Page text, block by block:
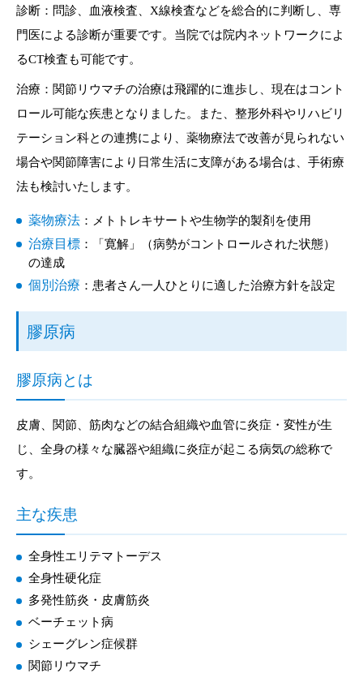
診断：問診、血液検査、X線検査などを総合的に判断し、専
門医による診断が重要です。当院では院内ネットワークによ
るCT検査も可能です。
治療：関節リウマチの治療は飛躍的に進歩し、現在はコント
ロール可能な疾患となりました。また、整形外科やリハビリ
テーション科との連携により、薬物療法で改善が見られない
場合や関節障害により日常生活に支障がある場合は、手術療
法も検討いたします。
薬物療法 ：メトトレキサートや生物学的製剤を使用
治療目標 ：「寛解」（病勢がコントロールされた状態）
の達成
個別治療 ：患者さん一人ひとりに適した治療方針を設定
膠原病
膠原病とは
皮膚、関節、筋肉などの結合組織や血管に炎症・変性が生
じ、全身の様々な臓器や組織に炎症が起こる病気の総称で
す。
主な疾患
全身性エリテマトーデス
全身性硬化症
多発性筋炎・皮膚筋炎
ベーチェット病
シェーグレン症候群
関節リウマチ